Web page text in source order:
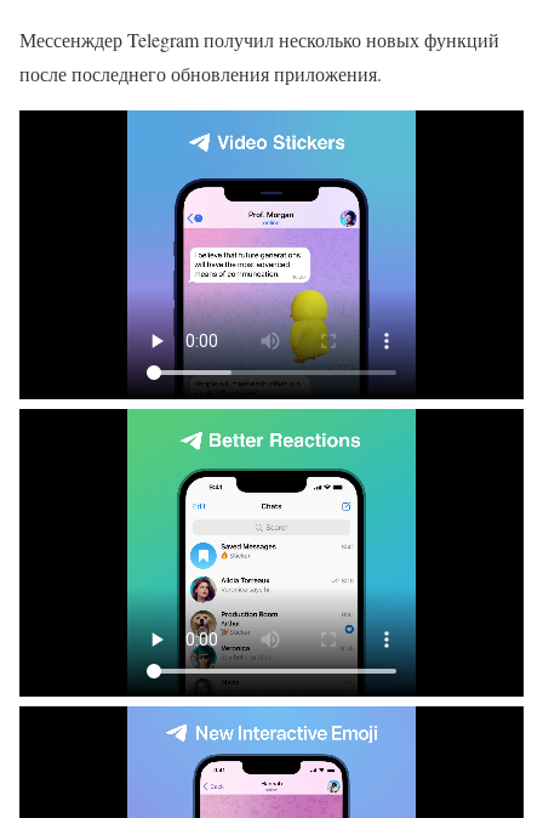
Мессенждер Telegram получил несколько новых функций
после последнего обновления приложения.